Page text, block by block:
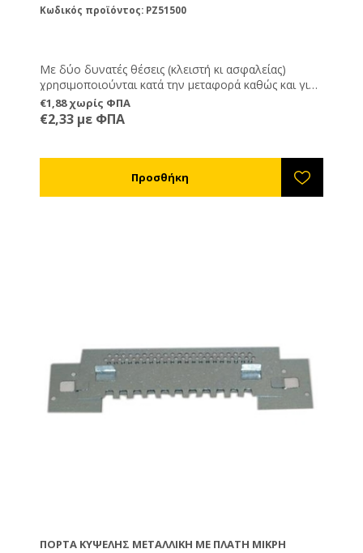
Κωδικός προϊόντος: PZ51500
Με δύο δυνατές θέσεις (κλειστή κι ασφαλείας)
χρησιμοποιούνται κατά την μεταφορά καθώς και για
να προστατεύουν την είσοδο της κυψέλης εναντίων
σφηκών, ποντικών και άλλων εισβολέων. Το
πλεονέκτημα τους είναι ότι μπορούν να μένουν
πιθανότητα να χαθούν.
€1,88 χωρίς ΦΠΑ
€2,33 με ΦΠΑ
ΠΌΡΤΑ ΚΥΨΈΛΗΣ ΜΕΤΑΛΛΙΚΉ ΜΕ ΠΛΆΤΗ ΜΙΚΡΉ